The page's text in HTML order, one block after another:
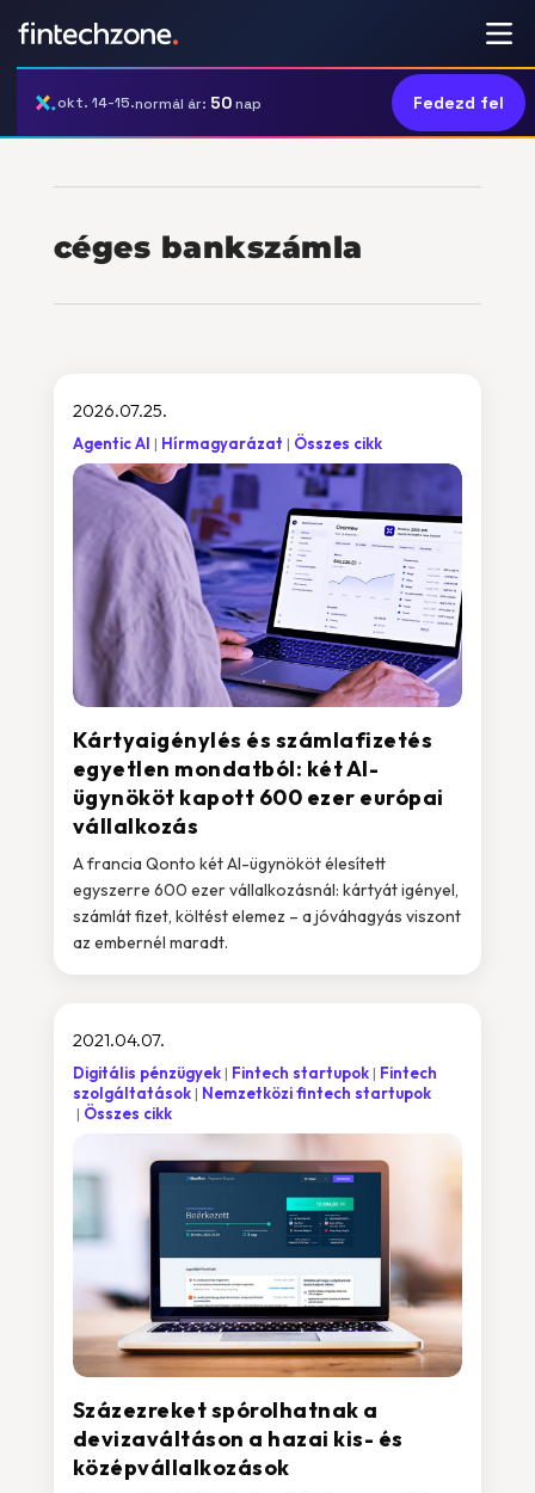
okt. 14-15.normál ár: 50nap Fedezd fel
céges bankszámla
Kártyaigénylés és számlafizetés
egyetlen mondatból: két AI-
ügynököt kapott 600 ezer európai
vállalkozás
2026.07.25.
Agentic AI Hírmagyarázat Összes cikk
A francia Qonto két AI-ügynököt élesített
egyszerre 600 ezer vállalkozásnál: kártyát igényel,
számlát fizet, költést elemez – a jóváhagyás viszont
az embernél maradt.
Százezreket spórolhatnak a
devizaváltáson a hazai kis- és
középvállalkozások
2021.04.07.
Digitális pénzügyek Fintech startupok
Fintech
szolgáltatások
Nemzetközi fintech startupok
Összes cikk